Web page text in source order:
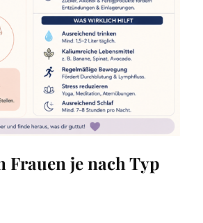
Frauen je nach Typ